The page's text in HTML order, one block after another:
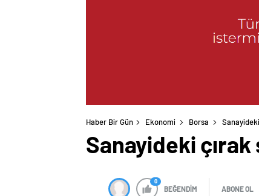
Haber Bir Gün Ekonomi Borsa
Sanayideki
0
BEĞENDİM ABONE OL